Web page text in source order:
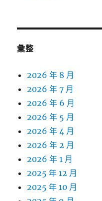
彙整
2026 年 8 月
2026 年 7 月
2026 年 6 月
2026 年 5 月
2026 年 4 月
2026 年 2 月
2026 年 1 月
2025 年 12 月
2025 年 10 月